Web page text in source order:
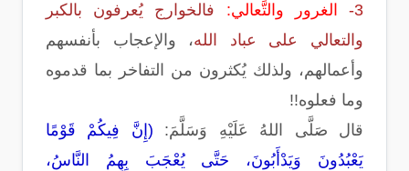
3- الغرور والتَّعالي:
فالخوارج يُعرفون بالكبر
والتعالي على عباد الله، والإعجاب بأنفسهم
وأعمالهم، ولذلك يُكثرون من التفاخر بما قدموه
وما فعلوه!!
قال صَلَّى اللهُ عَلَيْهِ وَسَلَّمَ:
(إِنَّ فِيكُمْ قَوْمًا
يَعْبُدُونَ وَيَدْأَبُونَ، حَتَّى يُعْجَبَ بِهِمُ النَّاسُ،